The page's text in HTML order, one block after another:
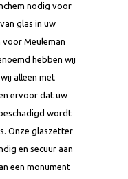
nodig voor
glas in uw
voor Meuleman
hebben wij
alleen met
ervoor dat uw
wordt
Onze glaszetter
en secuur aan
een monument